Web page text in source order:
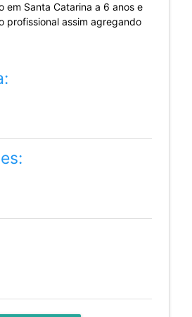
em Santa Catarina a 6 anos e
profissional assim agregando